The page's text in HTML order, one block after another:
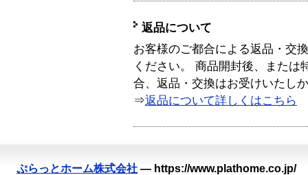
返品について
お客様のご都合による返品・交
ください。 商品開封後、または
合、返品・交換はお受けいたし
⇒返品について詳しくはこちら
ぷらっとホーム株式会社 — https://www.plathome.co.jp/